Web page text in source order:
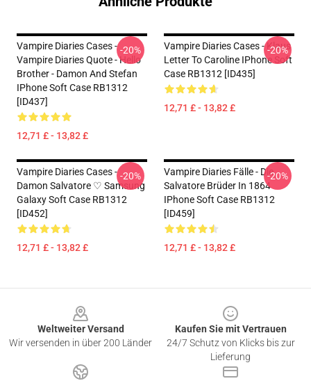
Vampire Diaries Cases -
Vampire Diaries Quote - Hello
Brother - Damon And Stefan
IPhone Soft Case RB1312
[ID437]
12,71 £ - 13,82 £
-20%
Vampire Diaries Cases - Klaus
Letter To Caroline IPhone Soft
Case RB1312 [ID435]
12,71 £ - 13,82 £
-20%
Vampire Diaries Cases -
Damon Salvatore ♡︎ Samsung
Galaxy Soft Case RB1312
[ID452]
12,71 £ - 13,82 £
-20%
Vampire Diaries Fälle - Die
Salvatore Brüder In 1864
IPhone Soft Case RB1312
[ID459]
12,71 £ - 13,82 £
-20%
Weltweiter Versand
Wir versenden in über 200 Länder
Kaufen Sie mit Vertrauen
24/7 Schutz von Klicks bis zur
Lieferung